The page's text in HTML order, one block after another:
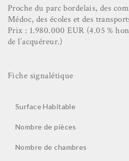
Proche du parc bordelais, des
Médoc, des écoles et des
Prix : 1.980.000 EUR (4.05 %
de l’acquéreur.)
Fiche signalétique
Surface Habitable
Nombre de pièces
Nombre de chambres